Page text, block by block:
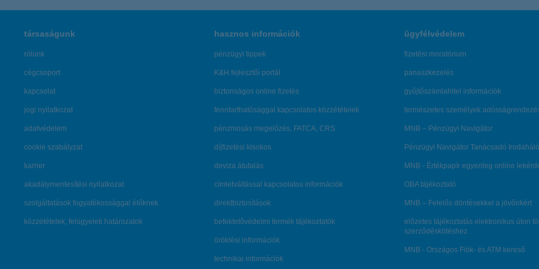
társaságunk
rólunk
cégcsoport
kapcsolat
jogi nyilatkozat
adatvédelem
cookie szabályzat
karrier
akadálymentesítési nyilatkozat
szolgáltatások fogyatékossággal élőknek
közzétételek, felügyeleti határozatok
hasznos információk
pénzügyi tippek
K&H fejlesztői portál
biztonságos online fizetés
fenntarthatósággal kapcsolatos közzétételek
pénzmosás megelőzés, FATCA, CRS
díjfizetési kisokos
deviza átutalás
címletváltással kapcsolatos információk
direktbiztosítások
befektetővédelmi termék tájékoztatók
öröklési információk
technikai információk
ügyfélvédelem
fizetési moratórium
panaszkezelés
gyűjtőszámlahitel információk
természetes személyek
MNB – Pénzügyi Navigátor
Pénzügyi Navigátor Tanácsadó
MNB - Értékpapír egyenleg online
OBA tájékoztató
MNB – Felelős döntésekkel a jövőnkért
előzetes tájékoztatás elektronikus úton
szerződéskötéshez
MNB - Országos Fiók- és ATM kereső